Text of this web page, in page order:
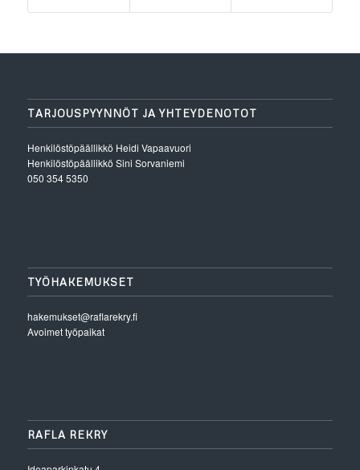
TARJOUSPYYNNÖT JA YHTEYDENOTOT
Henkilöstöpäällikkö Heidi Vapaavuori
Henkilöstöpäällikkö Sini Sorvaniemi
050 354 5350
TYÖHAKEMUKSET
hakemukset@raflarekry.fi
Avoimet työpaikat
RAFLA REKRY